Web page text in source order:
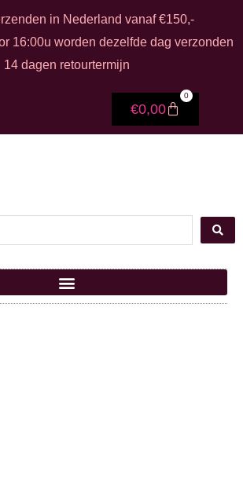
in Nederland vanaf €150,-
16:00u worden dezelfde dag verzonden
14 dagen retourtermijn
€0,00
0